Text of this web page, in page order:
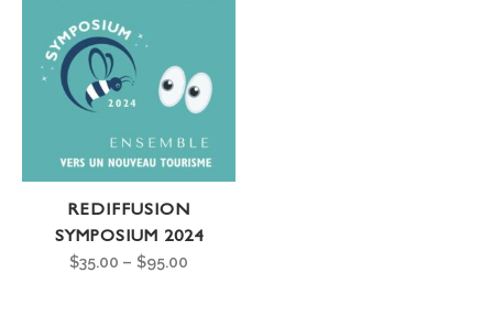
REDIFFUSION
SYMPOSIUM 2024
$35.00 – $95.00